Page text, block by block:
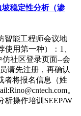
坡稳定性分析（渗
智能工程师会议地
用第一种）：1、
社区登录页面--会
请先注册，再确认
者将报名信息（姓
。
析操作培训SEEP/W